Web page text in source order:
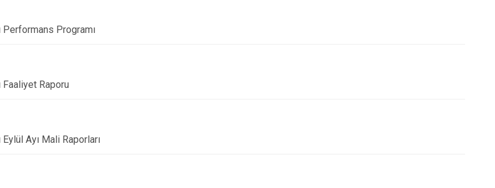
Performans Programı
Faaliyet Raporu
Eylül Ayı Mali Raporları